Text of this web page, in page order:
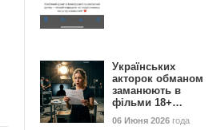
Українських
акторок обманом
заманюють в
фільми 18+…
06 Июня 2026 года